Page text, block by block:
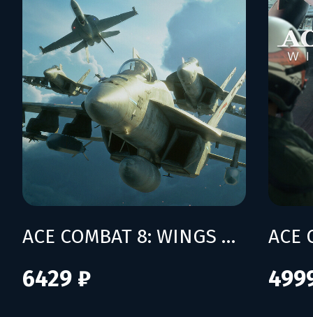
ACE COMBAT 8: WINGS OF THEVE - Deluxe Edition
6429 ₽